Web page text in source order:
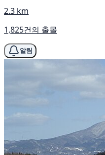
2.3 km
1,825건의 출몰
알림